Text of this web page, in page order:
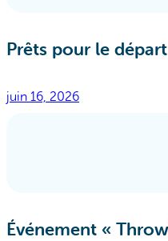
Prêts pour le départ
juin 16, 2026
Événement «